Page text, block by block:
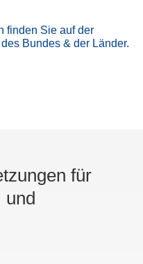
finden Sie auf der
Bundes & der Länder.
für
und